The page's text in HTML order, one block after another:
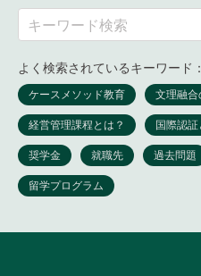
よく検索されているキーワード：